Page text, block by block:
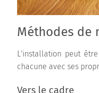
Méthodes de
L'installation peut
chacune avec ses
Vers le cadre